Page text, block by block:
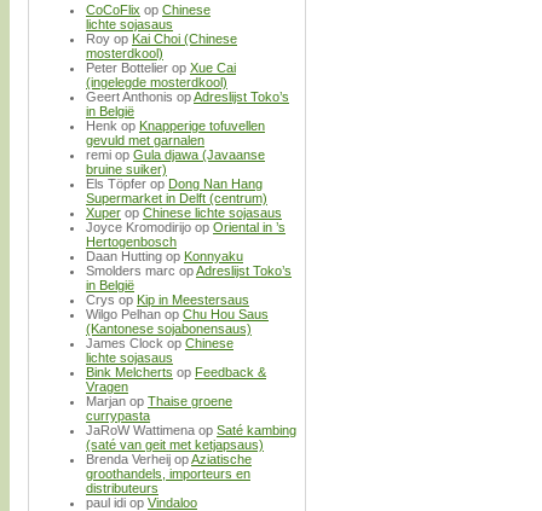
CoCoFlix op Chinese
lichte sojasaus
Roy op Kai Choi (Chinese
mosterdkool)
Peter Bottelier op Xue Cai
(ingelegde mosterdkool)
Geert Anthonis opAdreslijst Toko’s
in België
Henk op Knapperige tofuvellen
gevuld met garnalen
remi op Gula djawa (Javaanse
bruine suiker)
Els Töpfer op Dong Nan Hang
Supermarket in Delft (centrum)
Xuper op Chinese lichte sojasaus
Joyce Kromodirijo op Oriental in ’s
Hertogenbosch
Daan Hutting op Konnyaku
Smolders marc opAdreslijst Toko’s
in België
Crys op Kip in Meestersaus
Wilgo Pelhan op Chu Hou Saus
(Kantonese sojabonensaus)
James Clock op Chinese
lichte sojasaus
Bink Melcherts op Feedback &
Vragen
Marjan op Thaise groene
currypasta
JaRoW Wattimena op Saté kambing
(saté van geit met ketjapsaus)
Brenda Verheij opAziatische
groothandels, importeurs en
distributeurs
paul idi op Vindaloo